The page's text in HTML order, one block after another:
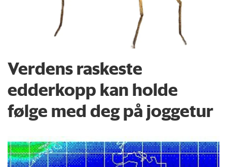
Verdens raskeste
edderkopp kan holde
følge med deg på joggetur